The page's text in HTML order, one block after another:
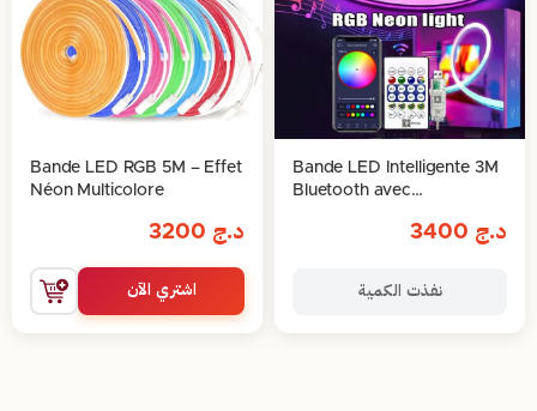
Bande LED Intelligente 3M
Bluetooth avec
د.ج
نفذت الكمية
Bande LED RGB 5M – Effet
Néon Multicolore
د.ج
اشتري الآن